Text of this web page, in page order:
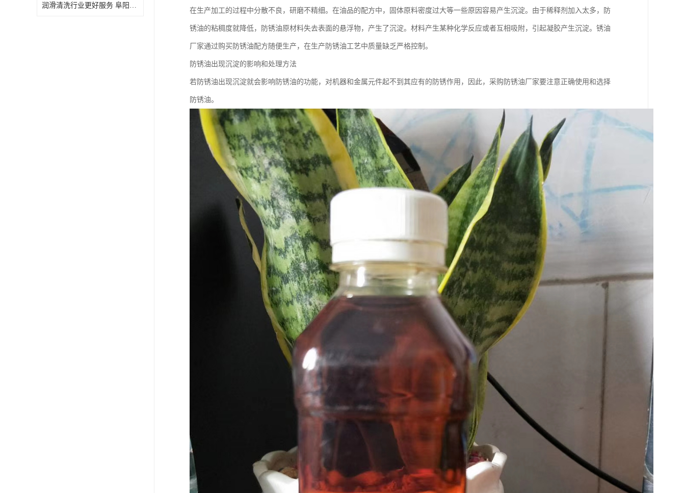
润滑清洗行业更好服务 阜阳回收废防锈油
在生产加工的过程中分散不良，研磨不精细。在油品的配方中，固体原料密度过大等一些原因容易产生沉淀。由于稀释剂加入太多，防
锈油的粘稠度就降低，防锈油原材料失去表面的悬浮物，产生了沉淀。材料产生某种化学反应或者互相吸附，引起凝胶产生沉淀。锈油
厂家通过购买防锈油配方随便生产，在生产防锈油工艺中质量缺乏严格控制。
防锈油出现沉淀的影响和处理方法
若防锈油出现沉淀就会影响防锈油的功能，对机器和金属元件起不到其应有的防锈作用，因此，采购防锈油厂家要注意正确使用和选择
防锈油。